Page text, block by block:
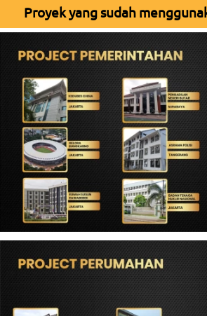
Proyek yang sudah